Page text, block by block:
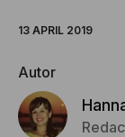
13 APRIL 2019
Autor